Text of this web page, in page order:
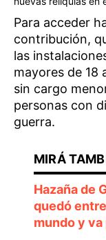
Para acceder
contribución,
las
mayores de 18
sin cargo
personas con
guerra.
Hazaña de
quedó
mundo y va